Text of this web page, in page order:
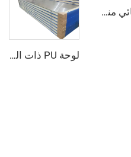
لوحة PU ذات الوجه الفولاذي الصدأي